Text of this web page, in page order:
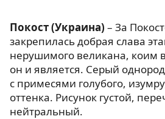
Покост (Украина) – За
закрепилась добрая слава
нерушимого великана, коим
он и является. Серый
с примесями голубого,
оттенка. Рисунок густой,
нейтральный.